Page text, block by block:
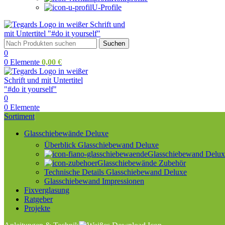
U-Profile
Suchen
0
0 Elemente 0,00 €
0
0 Elemente
Sortiment
Glasschiebewände Deluxe
Überblick Glasschiebewand Deluxe
Glasschiebewand
Glasschiebewände Zubehör
Technische Details Glasschiebewand Deluxe
Glasschiebewand Impressionen
Fixverglasung
Ratgeber
Projekte